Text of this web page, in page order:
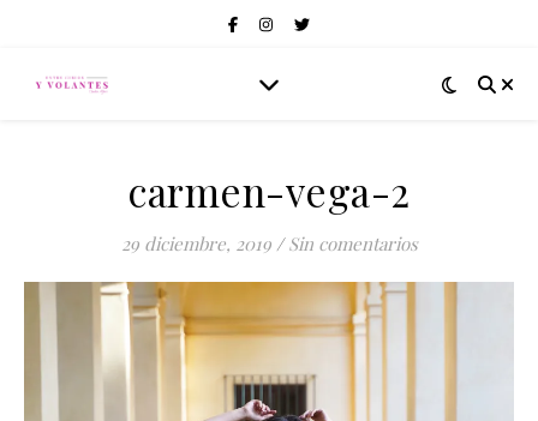
carmen-vega-2
29 diciembre, 2019 / Sin comentarios